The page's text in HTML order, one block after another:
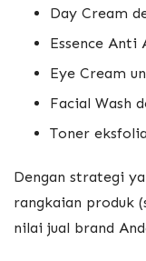
Day Cream
Essence Anti
Eye Cream
Facial Wash
Toner
Dengan strategi
rangkaian produk
nilai jual brand